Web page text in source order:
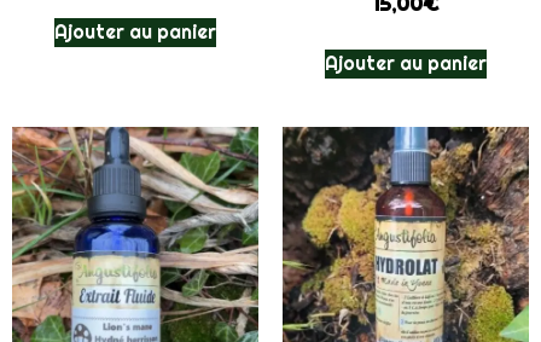
Ajouter au panier
Ajouter au panier